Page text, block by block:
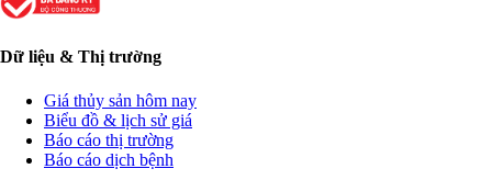
Dữ liệu & Thị trường
Giá thủy sản hôm nay
Biểu đồ & lịch sử giá
Báo cáo thị trường
Báo cáo dịch bệnh